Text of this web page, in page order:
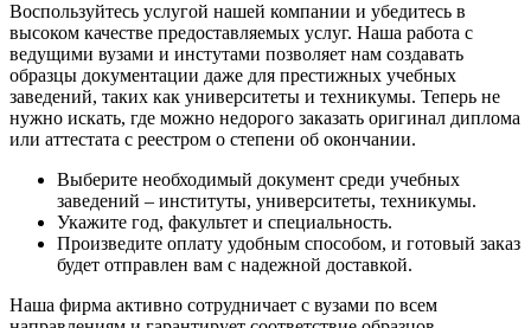
Воспользуйтесь услугой нашей компании и убедитесь в
высоком качестве предоставляемых услуг. Наша работа с
ведущими вузами и инстутами позволяет нам создавать
образцы документации даже для престижных учебных
заведений, таких как университеты и техникумы. Теперь не
нужно искать, где можно недорого заказать оригинал диплома
или аттестата с реестром о степени об окончании.
Выберите необходимый документ среди учебных
заведений – институты, университеты, техникумы.
Укажите год, факультет и специальность.
Произведите оплату удобным способом, и готовый заказ
будет отправлен вам с надежной доставкой.
Наша фирма активно сотрудничает с вузами по всем